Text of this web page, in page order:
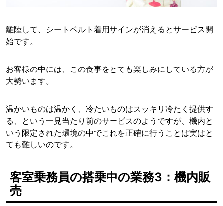
離陸して、シートベルト着用サインが消えるとサービス開
始です。
お客様の中には、この食事をとても楽しみにしている方が
大勢います。
温かいものは温かく、冷たいものはスッキリ冷たく提供す
る、という一見当たり前のサービスのようですが、機内と
いう限定された環境の中でこれを正確に行うことは実はと
ても難しいのです。
客室乗務員の搭乗中の業務3：機内販
売